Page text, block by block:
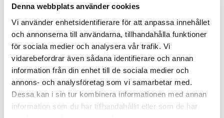
Denna webbplats använder cookies
Vi använder enhetsidentifierare för att anpassa innehållet
och annonserna till användarna, tillhandahålla funktioner
för sociala medier och analysera vår trafik. Vi
vidarebefordrar även sådana identifierare och annan
information från din enhet till de sociala medier och
annons- och analysföretag som vi samarbetar med.
Dessa kan i sin tur kombinera informationen med annan
information som du har tillhandahållit eller som de har
+
-
Lägg till i favoriter
Lagerstatus
8 st i lager
Artikelnr
ALBW08
Leveranstid
skickas från oss inom 0-1 vardagar